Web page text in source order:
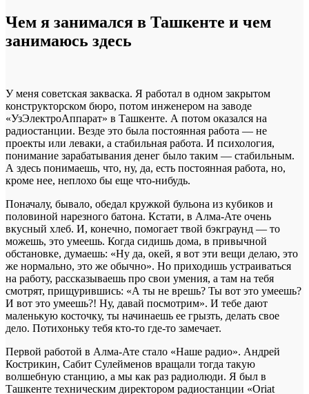
Чем я занимался в Ташкенте и чем
занимаюсь здесь
У меня советская закваска. Я работал в одном закрытом
конструкторском бюро, потом инженером на заводе
«УзЭлектроАппарат» в Ташкенте. А потом оказался на
радиостанции. Везде это была постоянная работа — не
проекты или леваки, а стабильная работа. И психология,
понимание зарабатывания денег было таким — стабильным.
А здесь понимаешь, что, ну, да, есть постоянная работа, но,
кроме нее, неплохо бы еще что-нибудь.
Поначалу, бывало, обедал кружкой бульона из кубиков и
половиной нарезного батона. Кстати, в Алма-Ате очень
вкусный хлеб. И, конечно, помогает твой бэкграунд — то
можешь, это умеешь. Когда сидишь дома, в привычной
обстановке, думаешь: «Ну да, окей, я вот эти вещи делаю, это
же нормально, это же обычно». Но приходишь устраиваться
на работу, рассказываешь про свои умения, а там на тебя
смотрят, прищурившись: «А ты не врешь? Ты вот это умеешь?
И вот это умеешь?! Ну, давай посмотрим». И тебе дают
маленькую косточку, ты начинаешь ее грызть, делать свое
дело. Потихоньку тебя кто-то где-то замечает.
Первой работой в Алма-Ате стало «Наше радио». Андрей
Кострикин, Сабит Сулейменов вращали тогда такую
волшебную станцию, а мы как раз радиолюди. Я был в
Ташкенте техническим директором радиостанции «Oriat